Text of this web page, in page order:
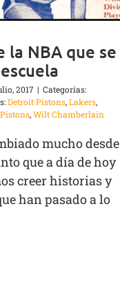
la NBA que se
2017 | Categorías:
Detroit Pistons,Lakers,
Pistons,Wilt Chamberlain
mucho desde
que a día de hoy
creer historias y
han pasado a lo